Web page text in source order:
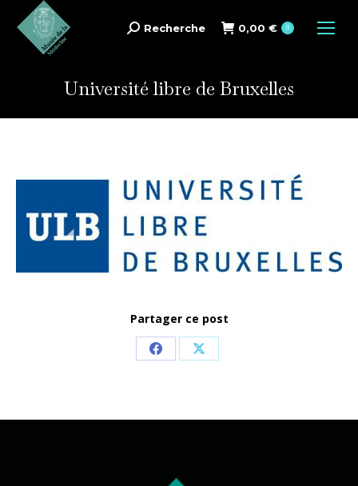
Search:
Recherche 0,00 € 0
Université libre de Bruxelles
Partager ce post
Share Share